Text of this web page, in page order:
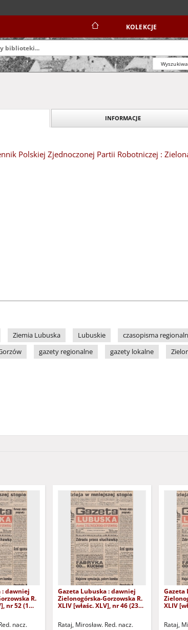
KOLEKCJE
INFORMACJE
Polskiej Zjednoczonej Partii Robotniczej :
Ziemia Lubuska Lubuskie czasopisma
gazety regionalne gazety lokalne
: dawniej
R.
nr 52 (1
nacz.
Gazeta Lubuska : dawniej
Zielonogórska-Gorzowska R.
XLIV [właśc. XLV], nr 46 (23
Rataj, Mirosław. Red. nacz.
Gazeta
XLIV
Rataj,